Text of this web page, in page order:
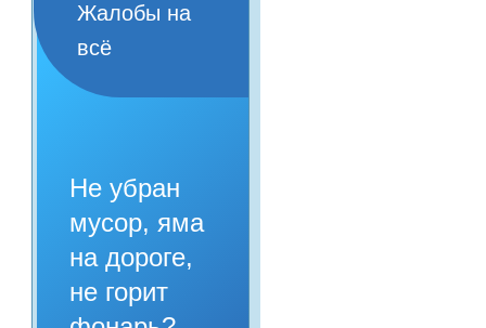
Жалобы на
всё
Не убран
мусор, яма
на дороге,
не горит